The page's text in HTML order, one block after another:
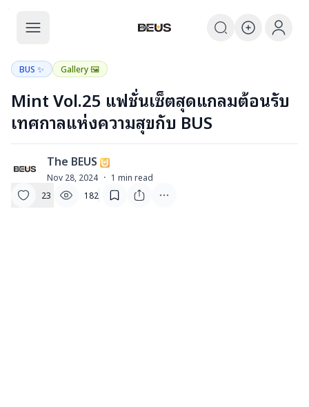
The BEUS
The BEUS - แหล่งรวมชุมชนแฟนค
BUS ✨ Gallery 🖼️
Mint Vol.25 แฟชั่นเซ็ตสุดแกลมต้อนรับ
เทศกาลแห่งความสุขกับ BUS
T The BEUS
Nov 28, 2024 · 1 min read
23
182